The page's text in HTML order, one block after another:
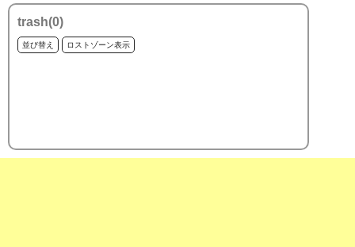
trash(0)
並び替え ロストゾーン表示